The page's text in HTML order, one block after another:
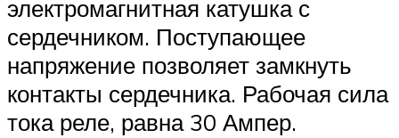
электромагнитная катушка с
сердечником. Поступающее
напряжение позволяет замкнуть
контакты сердечника. Рабочая сила
тока реле, равна 30 Ампер.